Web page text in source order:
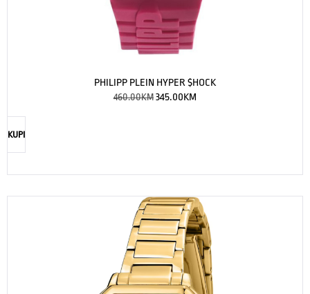
PHILIPP PLEIN HYPER $HOCK
460.00KM345.00KM
KUPI